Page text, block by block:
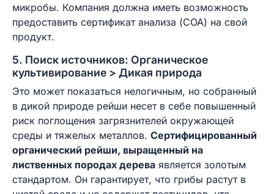
микробы. Компания должна иметь возможность
предоставить сертификат анализа (COA) на свой
продукт.
5. Поиск источников: Органическое
культивирование > Дикая природа
Это может показаться нелогичным, но собранный
в дикой природе рейши несет в себе повышенный
риск поглощения загрязнителей окружающей
среды и тяжелых металлов. Сертифицированный
органический рейши, выращенный на
лиственных породах дерева является золотым
стандартом. Он гарантирует, что грибы растут в